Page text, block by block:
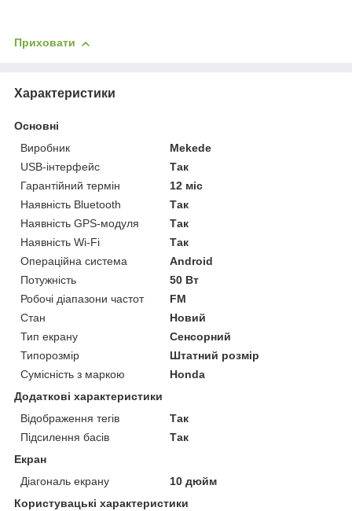
Приховати
Характеристики
Основні
Виробник
Mekede
USB-інтерфейс
Так
Гарантійний термін
12 міс
Наявність Bluetooth
Так
Наявність GPS-модуля
Так
Наявність Wi-Fi
Так
Операційна система
Android
Потужність
50 Вт
Робочі діапазони частот
FM
Стан
Новий
Тип екрану
Сенсорний
Типорозмір
Штатний розмір
Сумісність з маркою
Honda
Додаткові характеристики
Відображення тегів
Так
Підсилення басів
Так
Екран
Діагональ екрану
10 дюйм
Користувацькі характеристики